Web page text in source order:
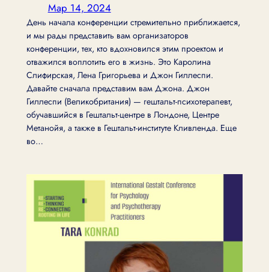
Мар 14, 2024
День начала конференции стремительно приближается,
и мы рады представить вам организаторов
конференции, тех, кто вдохновился этим проектом и
отважился воплотить его в жизнь. Это Каролина
Слифирская, Лена Григорьева и Джон Гиллеспи.
Давайте сначала представим вам Джона. Джон
Гиллеспи (Великобритания) — гештальт-психотерапевт,
обучавшийся в Гештальт-центре в Лондоне, Центре
Метанойя, а также в Гештальт-институте Кливленда. Еще
во…